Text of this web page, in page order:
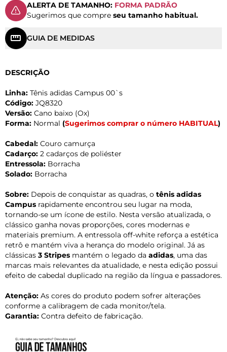
ALERTA DE TAMANHO: FORMA PADRÃO
Sugerimos que compre seu tamanho habitual.
GUIA DE MEDIDAS
DESCRIÇÃO
Linha: Tênis adidas Campus 00`s
Código: JQ8320
Versão: Cano baixo (Ox)
Forma: Normal (Sugerimos comprar o número HABITUAL)
Cabedal: Couro camurça
Cadarço: 2 cadarços de poliéster
Entressola: Borracha
Solado: Borracha
Sobre: Depois de conquistar as quadras, o tênis adidas
Campus rapidamente encontrou seu lugar na moda,
tornando-se um ícone de estilo. Nesta versão atualizada, o
clássico ganha novas proporções, cores modernas e
materiais premium. A entressola off-white reforça a estética
retrô e mantém viva a herança do modelo original. Já as
clássicas 3 Stripes mantém o legado da adidas, uma das
marcas mais relevantes da atualidade, e nesta edição possui
efeito de cabedal duplicado na região da língua e passadores.
Atenção: As cores do produto podem sofrer alterações
conforme a calibragem de cada monitor/tela.
Garantia: Contra defeito de fabricação.